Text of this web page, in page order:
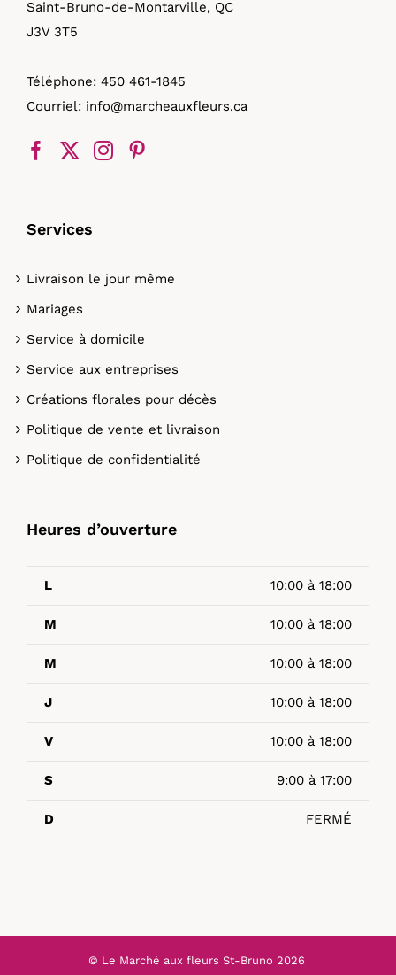
Saint-Bruno-de-Montarville, QC
J3V 3T5
Téléphone: 450 461-1845
Courriel: info@marcheauxfleurs.ca
Services
Livraison le jour même
Mariages
Service à domicile
Service aux entreprises
Créations florales pour décès
Politique de vente et livraison
Politique de confidentialité
Heures d’ouverture
L 10:00 à 18:00
M 10:00 à 18:00
M 10:00 à 18:00
J 10:00 à 18:00
V 10:00 à 18:00
S 9:00 à 17:00
D FERMÉ
© Le Marché aux fleurs St-Bruno 2026